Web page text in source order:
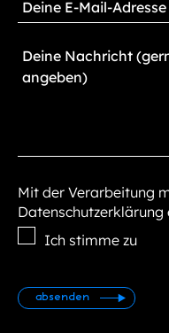
Mit der Verarbeitung
Ich stimme zu